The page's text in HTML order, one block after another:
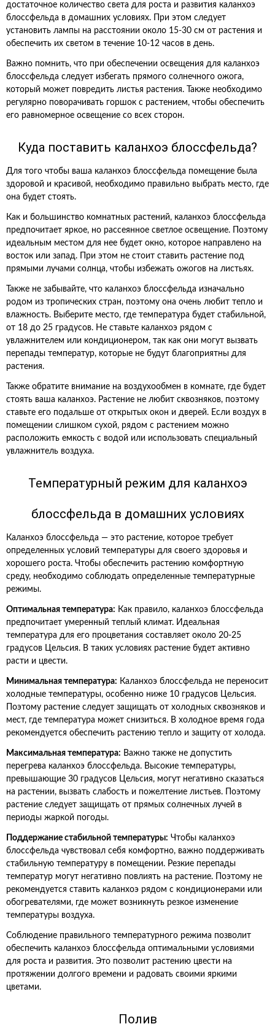
достаточное количество света для роста и развития каланхоэ
блоссфельда в домашних условиях. При этом следует
установить лампы на расстоянии около 15-30 см от растения и
обеспечить их светом в течение 10-12 часов в день.
Важно помнить, что при обеспечении освещения для каланхоэ
блоссфельда следует избегать прямого солнечного ожога,
который может повредить листья растения. Также необходимо
регулярно поворачивать горшок с растением, чтобы обеспечить
его равномерное освещение со всех сторон.
Куда поставить каланхоэ блоссфельда?
Для того чтобы ваша каланхоэ блоссфельда помещение была
здоровой и красивой, необходимо правильно выбрать место, где
она будет стоять.
Как и большинство комнатных растений, каланхоэ блоссфельда
предпочитает яркое, но рассеянное светлое освещение. Поэтому
идеальным местом для нее будет окно, которое направлено на
восток или запад. При этом не стоит ставить растение под
прямыми лучами солнца, чтобы избежать ожогов на листьях.
Также не забывайте, что каланхоэ блоссфельда изначально
родом из тропических стран, поэтому она очень любит тепло и
влажность. Выберите место, где температура будет стабильной,
от 18 до 25 градусов. Не ставьте каланхоэ рядом с
увлажнителем или кондиционером, так как они могут вызвать
перепады температур, которые не будут благоприятны для
растения.
Также обратите внимание на воздухообмен в комнате, где будет
стоять ваша каланхоэ. Растение не любит сквозняков, поэтому
ставьте его подальше от открытых окон и дверей. Если воздух в
помещении слишком сухой, рядом с растением можно
расположить емкость с водой или использовать специальный
увлажнитель воздуха.
Температурный режим для каланхоэ
блоссфельда в домашних условиях
Каланхоэ блоссфельда — это растение, которое требует
определенных условий температуры для своего здоровья и
хорошего роста. Чтобы обеспечить растению комфортную
среду, необходимо соблюдать определенные температурные
режимы.
Оптимальная температура: Как правило, каланхоэ блоссфельда
предпочитает умеренный теплый климат. Идеальная
температура для его процветания составляет около 20-25
градусов Цельсия. В таких условиях растение будет активно
расти и цвести.
Минимальная температура: Каланхоэ блоссфельда не переносит
холодные температуры, особенно ниже 10 градусов Цельсия.
Поэтому растение следует защищать от холодных сквозняков и
мест, где температура может снизиться. В холодное время года
рекомендуется обеспечить растению тепло и защиту от холода.
Максимальная температура: Важно также не допустить
перегрева каланхоэ блоссфельда. Высокие температуры,
превышающие 30 градусов Цельсия, могут негативно сказаться
на растении, вызвать слабость и пожелтение листьев. Поэтому
растение следует защищать от прямых солнечных лучей в
периоды жаркой погоды.
Поддержание стабильной температуры: Чтобы каланхоэ
блоссфельда чувствовал себя комфортно, важно поддерживать
стабильную температуру в помещении. Резкие перепады
температур могут негативно повлиять на растение. Поэтому не
рекомендуется ставить каланхоэ рядом с кондиционерами или
обогревателями, где может возникнуть резкое изменение
температуры воздуха.
Соблюдение правильного температурного режима позволит
обеспечить каланхоэ блоссфельда оптимальными условиями
для роста и развития. Это позволит растению цвести на
протяжении долгого времени и радовать своими яркими
цветами.
Полив